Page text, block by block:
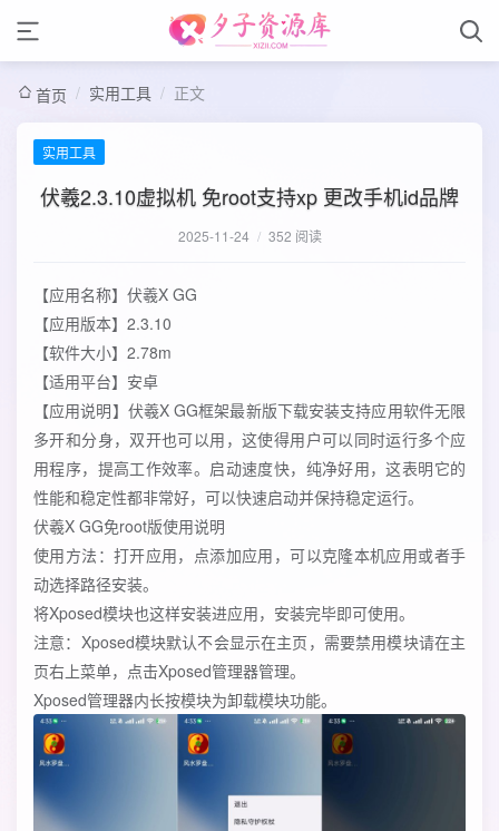
首页 / 实用工具 / 正文
实用工具
伏羲2.3.10虚拟机 免root支持xp 更改手机id品牌
2025-11-24 / 352 阅读
【应用名称】伏羲X GG
【应用版本】2.3.10
【软件大小】2.78m
【适用平台】安卓
【应用说明】伏羲X GG框架最新版下载安装支持应用软件无限
多开和分身，双开也可以用，这使得用户可以同时运行多个应
用程序，提高工作效率。启动速度快，纯净好用，这表明它的
性能和稳定性都非常好，可以快速启动并保持稳定运行。
伏羲X GG免root版使用说明
使用方法：打开应用，点添加应用，可以克隆本机应用或者手
动选择路径安装。
将Xposed模块也这样安装进应用，安装完毕即可使用。
注意：Xposed模块默认不会显示在主页，需要禁用模块请在主
页右上菜单，点击Xposed管理器管理。
Xposed管理器内长按模块为卸载模块功能。